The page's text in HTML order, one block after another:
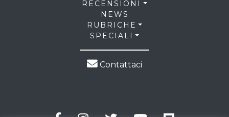
RECENSIONI
NEWS
RUBRICHE
SPECIALI
Contattaci